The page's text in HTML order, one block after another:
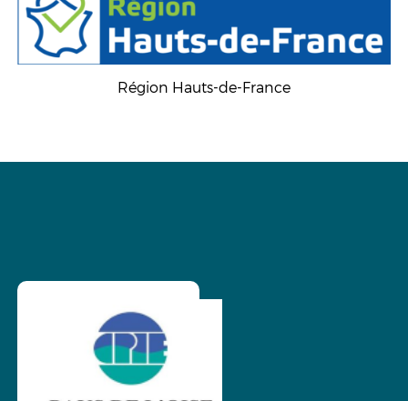
Région Hauts-de-France